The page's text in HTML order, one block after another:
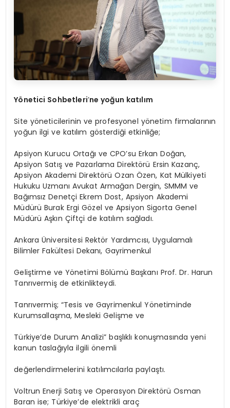
Yönetici Sohbetleri’ne yoğun katılım
Site yöneticilerinin ve profesyonel yönetim firmalarının
yoğun ilgi ve katılım gösterdiği etkinliğe;
Apsiyon Kurucu Ortağı ve CPO’su Erkan Doğan,
Apsiyon Satış ve Pazarlama Direktörü Ersin Kazanç,
Apsiyon Akademi Direktörü Ozan Özen, Kat Mülkiyeti
Hukuku Uzmanı Avukat Armağan Dergin, SMMM ve
Bağımsız Denetçi Ekrem Dost, Apsiyon Akademi
Müdürü Burak Ergi Gözel ve Apsiyon Sigorta Genel
Müdürü Aşkın Çiftçi de katılım sağladı.
Ankara Üniversitesi Rektör Yardımcısı, Uygulamalı
Bilimler Fakültesi Dekanı, Gayrimenkul
Geliştirme ve Yönetimi Bölümü Başkanı Prof. Dr. Harun
Tanrıvermiş de etkinlikteydi.
Tanrıvermiş; “Tesis ve Gayrimenkul Yönetiminde
Kurumsallaşma, Mesleki Gelişme ve
Türkiye’de Durum Analizi” başlıklı konuşmasında yeni
kanun taslağıyla ilgili önemli
değerlendirmelerini katılımcılarla paylaştı.
Voltrun Enerji Satış ve Operasyon Direktörü Osman
Baran ise; Türkiye’de elektrikli araç